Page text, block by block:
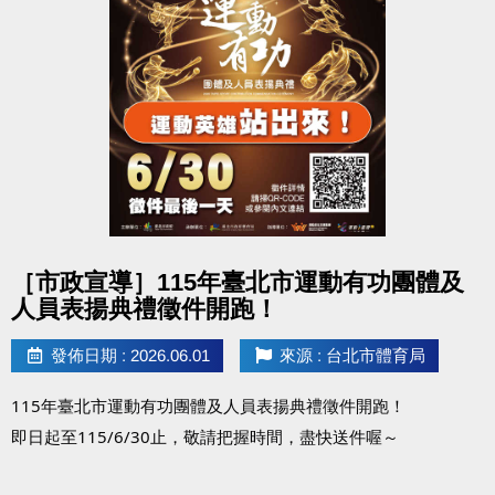
google play 傳送門點我(另開新視窗)
電話洽詢 (02)2396-0300 分機103、104
［市政宣導］115年臺北市運動有功團體及
人員表揚典禮徵件開跑！
發佈日期 : 2026.06.01 來源 : 台北市體育局
115年臺北市運動有功團體及人員表揚典禮徵件開跑！
即日起至115/6/30止，敬請把握時間，盡快送件喔～